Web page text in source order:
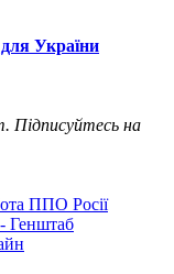
України
Підписуйтесь на
ППО Росії
Генштаб